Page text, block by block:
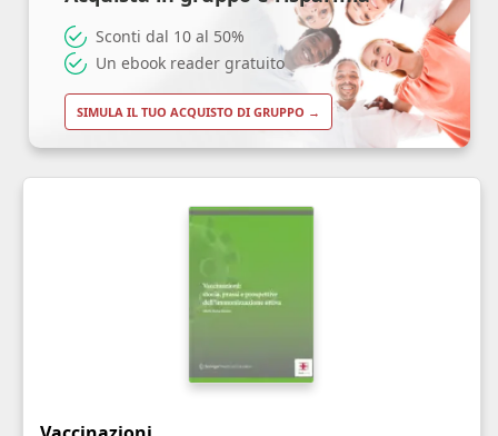
Sconti dal 10 al 50%
Un ebook reader gratuito
SIMULA IL TUO ACQUISTO DI GRUPPO →